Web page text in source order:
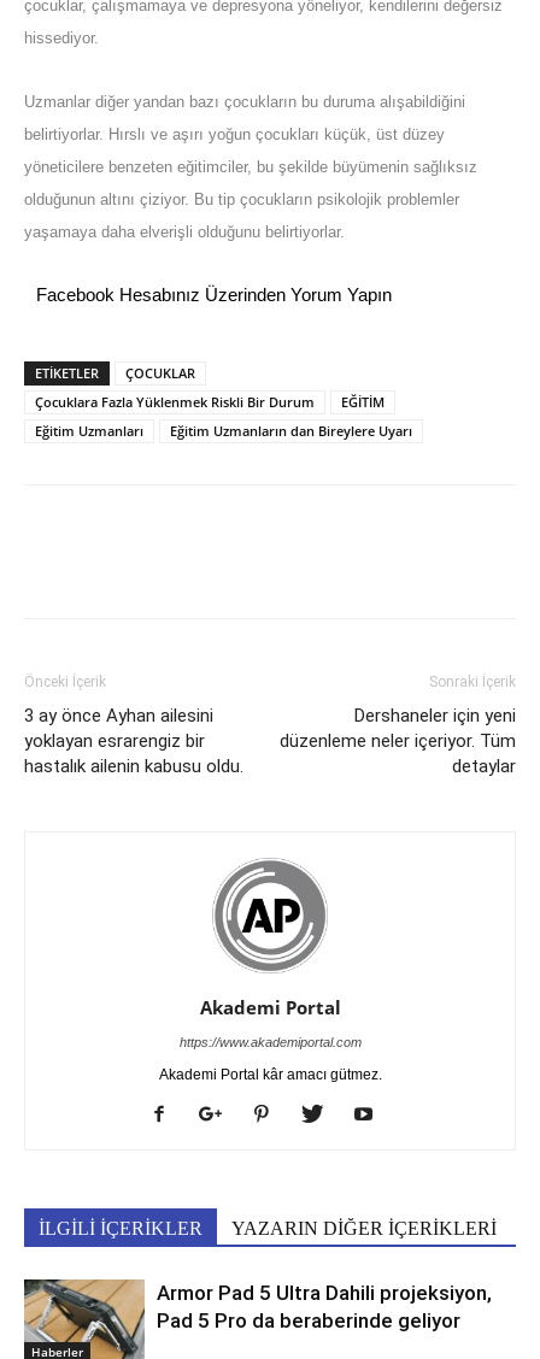
çocuklar, çalışmamaya ve depresyona yöneliyor, kendilerini değersiz
hissediyor.
Uzmanlar diğer yandan bazı çocukların bu duruma alışabildiğini
belirtiyorlar. Hırslı ve aşırı yoğun çocukları küçük, üst düzey
yöneticilere benzeten eğitimciler, bu şekilde büyümenin sağlıksız
olduğunun altını çiziyor. Bu tip çocukların psikolojik problemler
yaşamaya daha elverişli olduğunu belirtiyorlar.
Facebook Hesabınız Üzerinden Yorum Yapın
ETİKETLER
ÇOCUKLAR
Çocuklara Fazla Yüklenmek Riskli Bir Durum
EĞİTİM
Eğitim Uzmanları
Eğitim Uzmanların dan Bireylere Uyarı
Önceki İçerik
3 ay önce Ayhan ailesini
yoklayan esrarengiz bir
hastalık ailenin kabusu oldu.
Sonraki İçerik
Dershaneler için yeni
düzenleme neler içeriyor. Tüm
detaylar
Akademi Portal
https://www.akademiportal.com
Akademi Portal kâr amacı gütmez.
İLGİLİ İÇERİKLER YAZARIN DİĞER İÇERİKLERİ
Haberler
Armor Pad 5 Ultra Dahili projeksiyon,
Pad 5 Pro da beraberinde geliyor